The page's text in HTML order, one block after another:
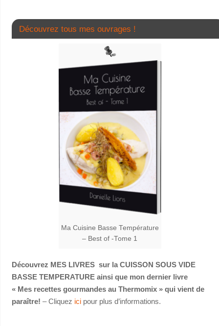
Découvrez tous mes ouvrages !
Ma Cuisine Basse Température
– Best of -Tome 1
Découvrez MES LIVRES sur la CUISSON SOUS VIDE
BASSE TEMPERATURE ainsi que mon dernier livre
« Mes recettes gourmandes au Thermomix » qui vient de
paraître! – Cliquez icipour plus d’informations.